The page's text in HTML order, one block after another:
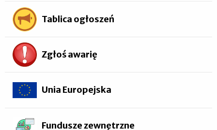
Tablica ogłoszeń
Zgłoś awarię
Unia Europejska
Fundusze zewnętrzne